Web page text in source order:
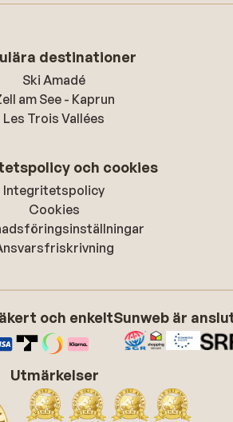
destinationer
Ski Amadé
am See - Kaprun
Les Trois Vallées
och cookies
Integritetspolicy
Cookies
och enkeltSunweb är
Utmärkelser